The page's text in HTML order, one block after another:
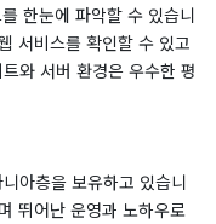
한눈에 파악할 수 있습니
서비스를 확인할 수 있고
와 서버 환경은 우수한 평
아층을 보유하고 있습니
뛰어난 운영과 노하우로